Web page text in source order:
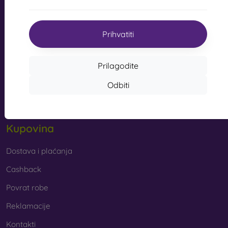
Prihvatiti
Prilagodite
Odbiti
dodatak. Uglavnom su izrađene od gume i silikona i
mogu pružiti kvalitetnu zaštitu. Među najomiljenijim
markama su Karl Lagerfeld, Guess, Marvel i Ferrari.
Od kojih se materijala izrađuju maske za mobitel?
Maskice za telefon izrađuju se od raznih materijala. Ponekad
Guma i silikon
udarce i fleksibilnošću, zahvaljujući kojoj se maskica
Plastika
popularne. Čvršće su od silikonskih, no nemaju tako
dobre učinke ublažavanja udaraca.
Koža
Pišite nam
Kupovina
Dostava i plaćanja
Cashback
Povrat robe
Reklamacije
Kontakti